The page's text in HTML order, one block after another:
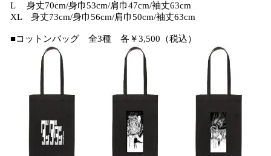
L 身丈70cm/身巾53cm/肩巾47cm/袖丈63cm
XL 身丈73cm/身巾56cm/肩巾50cm/袖丈63cm
■コットンバッグ 全3種 各￥3,500（税込）